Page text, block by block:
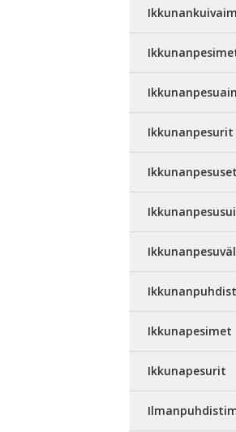
Ikkunanpesurit
Ikkunapesimet
Ikkunapesurit